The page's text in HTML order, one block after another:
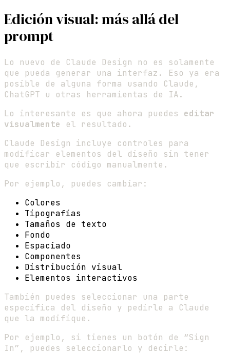
Edición visual: más allá del
prompt
Lo nuevo de Claude Design no es solamente
que pueda generar una interfaz. Eso ya era
posible de alguna forma usando Claude,
ChatGPT u otras herramientas de IA.
Lo interesante es que ahora puedes editar
visualmente el resultado.
Claude Design incluye controles para
modificar elementos del diseño sin tener
que escribir código manualmente.
Por ejemplo, puedes cambiar:
Colores
Tipografías
Tamaños de texto
Fondo
Espaciado
Componentes
Distribución visual
Elementos interactivos
También puedes seleccionar una parte
específica del diseño y pedirle a Claude
que la modifique.
Por ejemplo, si tienes un botón de “Sign
In”, puedes seleccionarlo y decirle: